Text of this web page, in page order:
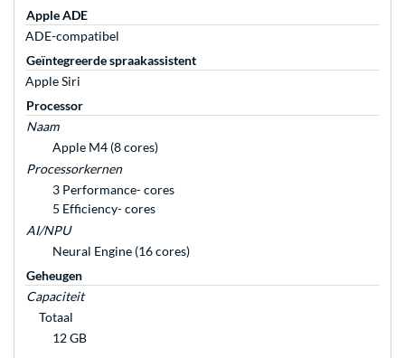
Apple ADE
ADE-compatibel
Geïntegreerde spraakassistent
Apple Siri
Processor
Naam
Apple M4 (8 cores)
Processorkernen
3 Performance- cores
5 Efficiency- cores
AI/NPU
Neural Engine (16 cores)
Geheugen
Capaciteit
Totaal
12 GB